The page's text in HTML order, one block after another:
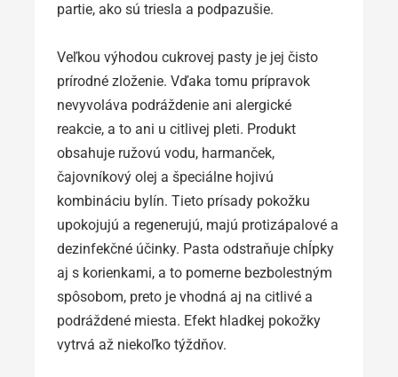
partie, ako sú triesla a podpazušie.
Veľkou výhodou cukrovej pasty je jej čisto
prírodné zloženie. Vďaka tomu prípravok
nevyvoláva podráždenie ani alergické
reakcie, a to ani u citlivej pleti. Produkt
obsahuje ružovú vodu, harmanček,
čajovníkový olej a špeciálne hojivú
kombináciu bylín. Tieto prísady pokožku
upokojujú a regenerujú, majú protizápalové a
dezinfekčné účinky. Pasta odstraňuje chĺpky
aj s korienkami, a to pomerne bezbolestným
spôsobom, preto je vhodná aj na citlivé a
podráždené miesta. Efekt hladkej pokožky
vytrvá až niekoľko týždňov.